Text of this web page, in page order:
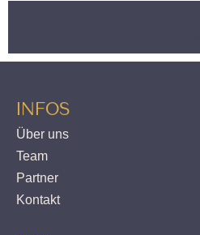
INFOS
Über uns
Team
Partner
Kontakt